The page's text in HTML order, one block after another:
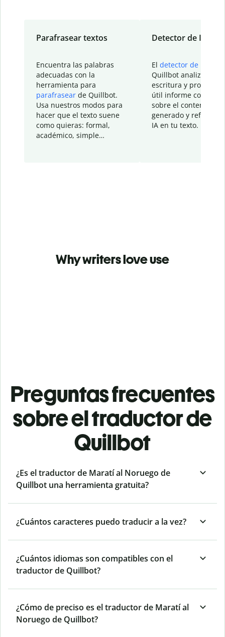
Parafrasear textos
Encuentra las palabras
adecuadas con la
herramienta para
parafrasear de Quillbot.
Usa nuestros modos para
hacer que el texto suene
como quieras: formal,
académico, simple…
Detector de IA
El detector de IA
Quillbot analiza tu
escritura y
útil informe con
sobre el contenido
generado y refinado
IA en tu texto.
Why writers love use
Preguntas frecuentes
sobre el traductor de
Quillbot
¿Es el traductor de Maratí al Noruego de
Quillbot una herramienta gratuita?
¿Cuántos caracteres puedo traducir a la vez?
¿Cuántos idiomas son compatibles con el
traductor de Quillbot?
¿Cómo de preciso es el traductor de Maratí al
Noruego de Quillbot?